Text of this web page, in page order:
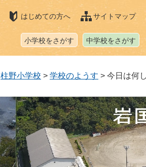
はじめての方へ サイトマップ
小学校をさがす 中学校をさがす
柱野小学校 > 学校のようす > 今日は何